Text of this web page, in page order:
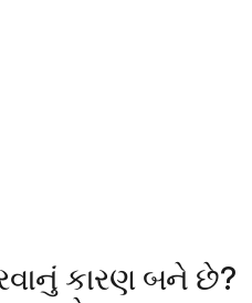
કારણ બને છે?